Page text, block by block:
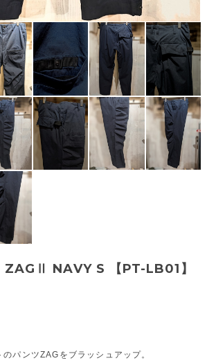
ZAGⅡ NAVY S 【PT-LB01】
パンツZAGをブラッシュアップ。